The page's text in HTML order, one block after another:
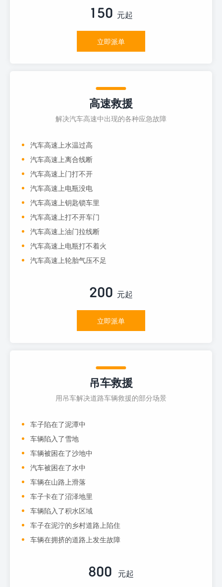
150 元起
立即派单
高速救援
解决汽车高速中出现的各种应急故障
汽车高速上水温过高
汽车高速上离合线断
汽车高速上门打不开
汽车高速上电瓶没电
汽车高速上钥匙锁车里
汽车高速上打不开车门
汽车高速上油门拉线断
汽车高速上电瓶打不着火
汽车高速上轮胎气压不足
200 元起
立即派单
吊车救援
用吊车解决道路车辆救援的部分场景
车子陷在了泥潭中
车辆陷入了雪地
车辆被困在了沙地中
汽车被困在了水中
车辆在山路上滑落
车子卡在了沼泽地里
车辆陷入了积水区域
车子在泥泞的乡村道路上陷住
车辆在拥挤的道路上发生故障
800 元起